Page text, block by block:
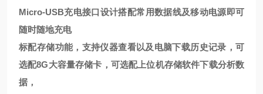
Micro-USB充电接口设计搭配常用数据线及移动电源即可
随时随地充电
标配存储功能，支持仪器查看以及电脑下载历史记录，可
选配8G大容量存储卡，可选配上位机存储软件下载分析数
据，